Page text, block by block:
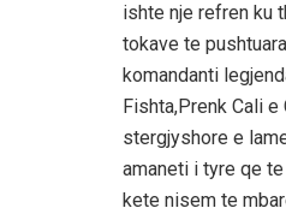
ishte nje refren ku
tokave te
komandanti
Fishta,Prenk Cali
stergjyshore e
amaneti i tyre qe
kete nisem te